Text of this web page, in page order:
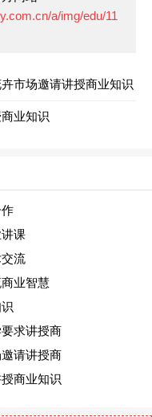
a/img/edu/11
市场邀请讲授商业知识
业知识
课
流
业智慧
求讲授商
请讲授商
商业知识